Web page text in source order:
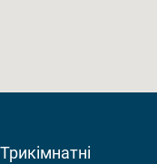
Трикімнатні